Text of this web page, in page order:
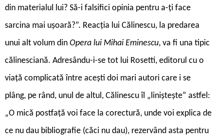
din materialul lui? Să-i falsifici opinia pentru a-ți face
sarcina mai ușoară?”. Reacția lui Călinescu, la predarea
unui alt volum din Opera lui Mihai Eminescu, va fi una tipic
călinesciană. Adresându-i-se tot lui Rosetti, editorul cu o
viață complicată între acești doi mari autori care i se
plâng, pe rând, unul de altul, Călinescu îl „liniștește” astfel:
„O mică postfață voi face la corectură, unde voi explica de
ce nu dau bibliografie (căci nu dau), rezervând asta pentru